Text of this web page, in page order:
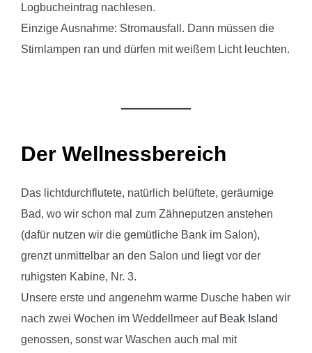
Logbucheintrag nachlesen.
Einzige Ausnahme: Stromausfall. Dann müssen die
Stirnlampen ran und dürfen mit weißem Licht leuchten.
Der Wellnessbereich
Das lichtdurchflutete, natürlich belüftete, geräumige
Bad, wo wir schon mal zum Zähneputzen anstehen
(dafür nutzen wir die gemütliche Bank im Salon),
grenzt unmittelbar an den Salon und liegt vor der
ruhigsten Kabine, Nr. 3.
Unsere erste und angenehm warme Dusche haben wir
nach zwei Wochen im Weddellmeer auf Beak Island
genossen, sonst war Waschen auch mal mit